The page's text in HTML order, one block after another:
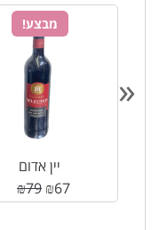
מבצע!
יין אדום
₪79 ₪67
«